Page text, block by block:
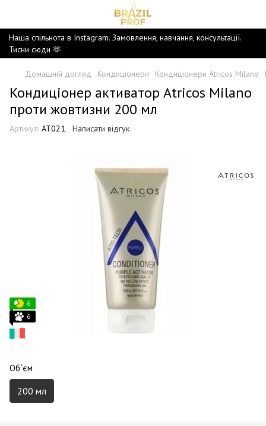
Наша спільнота в Instagram. Замовлення, навчання, консультації.
Тисни сюди 🫶
Домашній догляд Кондиціонери Кондиціонери Atricos Milano
Кондиціонер активатор Atricos Milano
проти жовтизни 200 мл
Артикул: AT021 Написати відгук
6
6
Об`єм
200 мл